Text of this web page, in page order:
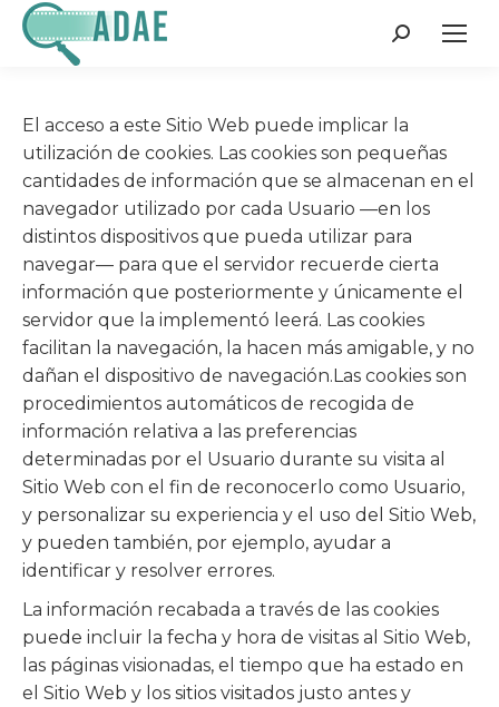
Search:
El acceso a este Sitio Web puede implicar la
utilización de cookies. Las cookies son pequeñas
cantidades de información que se almacenan en el
navegador utilizado por cada Usuario —en los
distintos dispositivos que pueda utilizar para
navegar— para que el servidor recuerde cierta
información que posteriormente y únicamente el
servidor que la implementó leerá. Las cookies
facilitan la navegación, la hacen más amigable, y no
dañan el dispositivo de navegación.Las cookies son
procedimientos automáticos de recogida de
información relativa a las preferencias
determinadas por el Usuario durante su visita al
Sitio Web con el fin de reconocerlo como Usuario,
y personalizar su experiencia y el uso del Sitio Web,
y pueden también, por ejemplo, ayudar a
identificar y resolver errores.
La información recabada a través de las cookies
puede incluir la fecha y hora de visitas al Sitio Web,
las páginas visionadas, el tiempo que ha estado en
el Sitio Web y los sitios visitados justo antes y